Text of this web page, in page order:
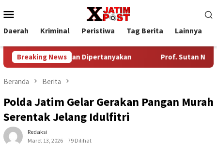
ke
kontenMobile
Daerah Kriminal Peristiwa Tag Berita Lainnya
Breaking News
Lahan Dipertanyakan Prof. Sutan Nasomal
Beranda Berita
Polda Jatim Gelar Gerakan Pangan Murah
Serentak Jelang Idulfitri
Redaksi
Maret 13, 2026
79 Dilihat